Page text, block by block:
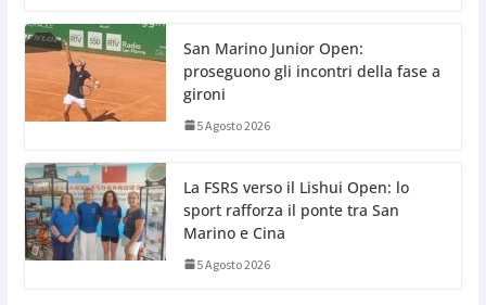
San Marino Junior Open:
proseguono gli incontri della fase a
gironi
5 Agosto 2026
La FSRS verso il Lishui Open: lo
sport rafforza il ponte tra San
Marino e Cina
5 Agosto 2026